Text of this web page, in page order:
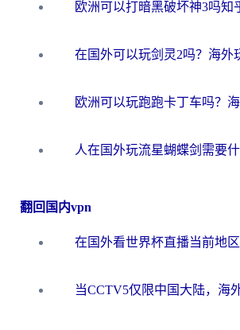
翻回国内vpn